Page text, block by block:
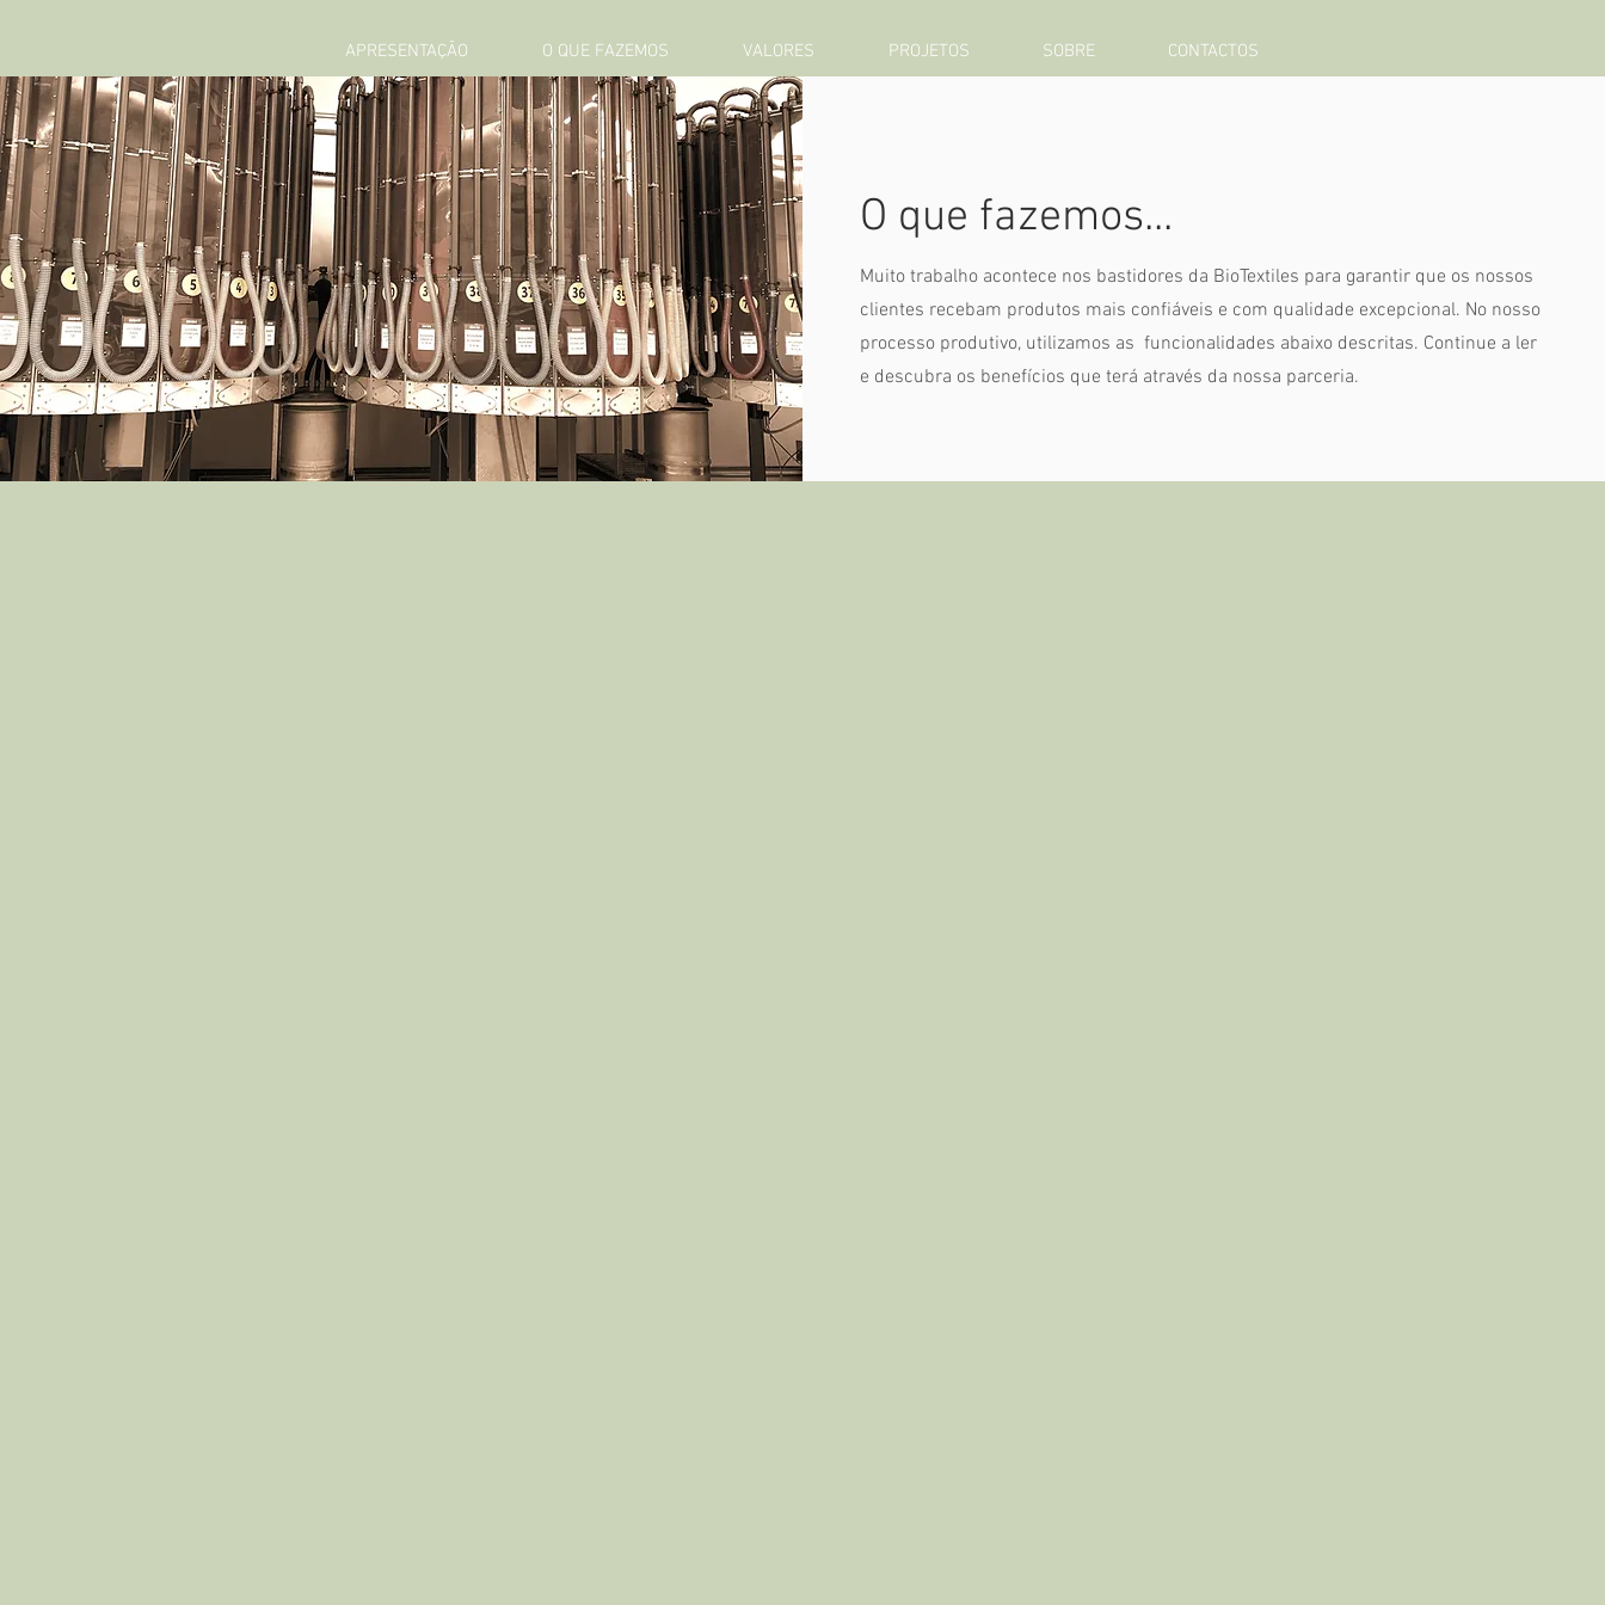
APRESENTAÇÃO O QUE FAZEMOS VALORES PROJETOS SOBRE CONTACTOS
O que fazemos...
Muito trabalho acontece nos bastidores da BioTextiles para garantir que os nossos
clientes recebam produtos mais confiáveis e com qualidade excepcional. No nosso
processo produtivo, utilizamos as funcionalidades abaixo descritas. Continue a ler
e descubra os benefícios que terá através da nossa parceria.